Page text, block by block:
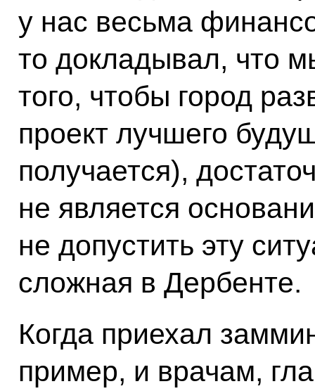
у нас весьма
то докладывал, что
того, чтобы город
проект лучшего
получается),
не является
не допустить эту
сложная в Дербенте.
Когда приехал
пример, и врачам,